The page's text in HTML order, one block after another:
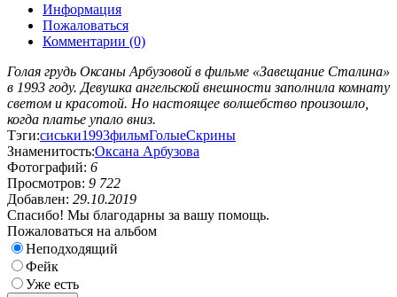
Информация
Пожаловаться
Комментарии (0)
Голая грудь Оксаны Арбузовой в фильме «Завещание Сталина»
в 1993 году. Девушка ангельской внешности заполнила комнату
светом и красотой. Но настоящее волшебство произошло,
когда платье упало вниз.
Тэги:сиськи1993фильмГолыеСкрины
Знаменитость:Оксана Арбузова
Фотографий: 6
Просмотров: 9 722
Добавлен: 29.10.2019
Спасибо! Мы благодарны за вашу помощь.
Пожаловаться на альбом
Неподходящий
Фейк
Уже есть